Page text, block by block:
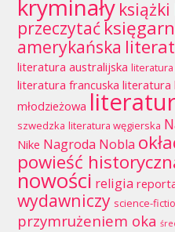
kryminały
przeczytać
amerykańska
literatura australijska literatura
literatura francuska literatura
młodzieżowa
szwedzka literatura węgierska
Nike Nagroda Nobla
powieść
nowości religia
wydawniczy science-
przymrużeniem oka